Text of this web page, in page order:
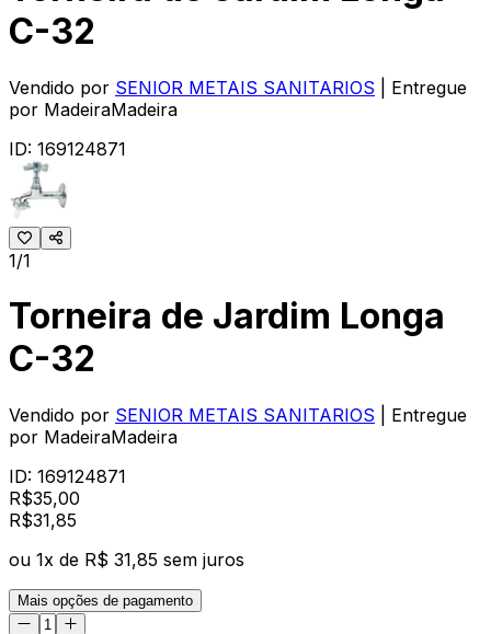
C-32
Vendido por SENIOR METAIS SANITARIOS
| Entregue
por MadeiraMadeira
ID: 169124871
1/1
Torneira de Jardim Longa
C-32
Vendido por SENIOR METAIS SANITARIOS
| Entregue
por MadeiraMadeira
ID: 169124871
R$35,00
R$31,85
ou 1x de R$ 31,85 sem juros
Mais opções de pagamento